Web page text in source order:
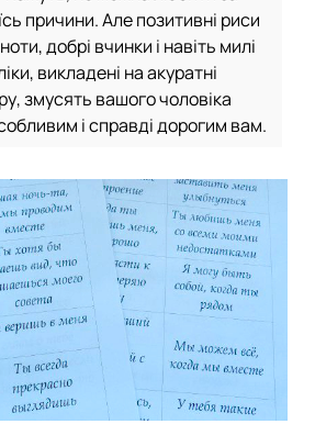
причини. Але позитивні риси
добрі вчинки і навіть милі
викладені на акуратні
змусять вашого чоловіка
і справді дорогим вам.